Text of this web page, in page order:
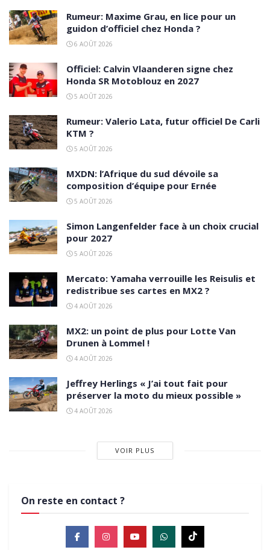
Rumeur: Maxime Grau, en lice pour un
guidon d’officiel chez Honda ?
6 AOÛT 2026
Officiel: Calvin Vlaanderen signe chez
Honda SR Motoblouz en 2027
5 AOÛT 2026
Rumeur: Valerio Lata, futur officiel De Carli
KTM ?
5 AOÛT 2026
MXDN: l’Afrique du sud dévoile sa
composition d’équipe pour Ernée
5 AOÛT 2026
Simon Langenfelder face à un choix crucial
pour 2027
5 AOÛT 2026
Mercato: Yamaha verrouille les Reisulis et
redistribue ses cartes en MX2 ?
4 AOÛT 2026
MX2: un point de plus pour Lotte Van
Drunen à Lommel !
4 AOÛT 2026
Jeffrey Herlings « J’ai tout fait pour
préserver la moto du mieux possible »
4 AOÛT 2026
VOIR PLUS
On reste en contact ?